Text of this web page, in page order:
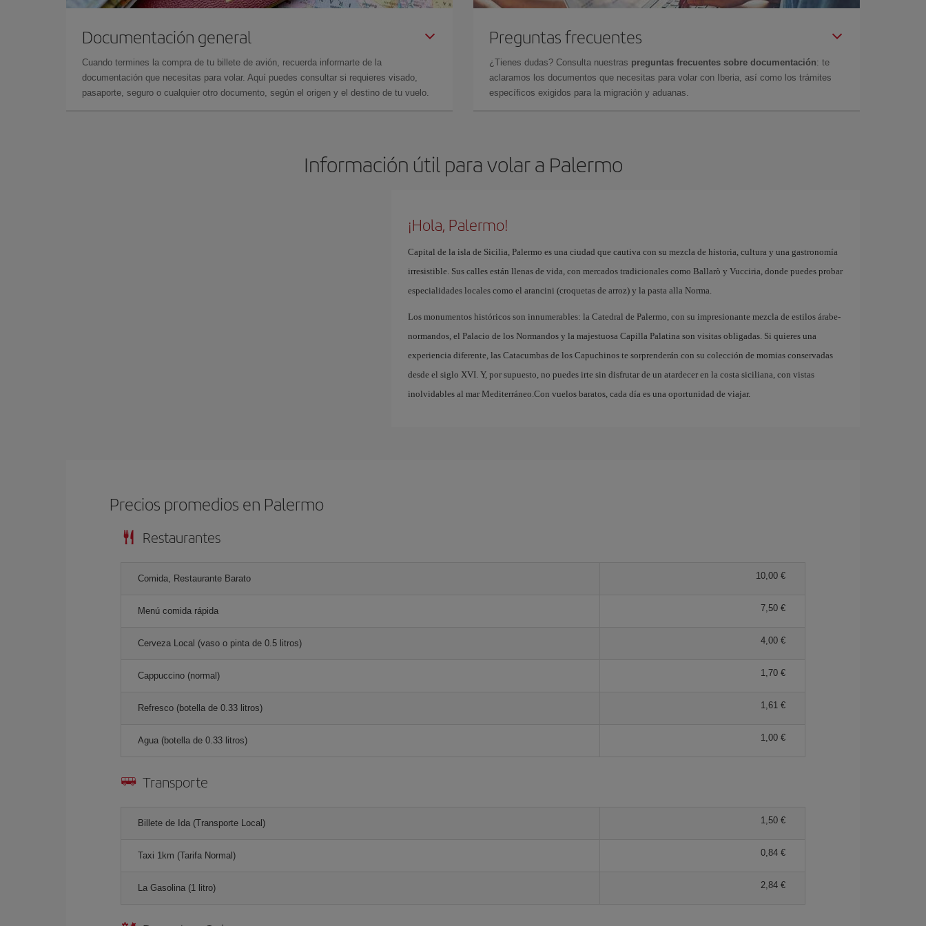
Documentación general
Cuando termines la compra de tu billete de avión, recuerda informarte de la
documentación que necesitas para volar. Aquí puedes consultar si requieres visado,
pasaporte, seguro o cualquier otro documento, según el origen y el destino de tu vuelo.
Preguntas frecuentes
¿Tienes dudas? Consulta nuestras preguntas frecuentes sobre documentación: te
aclaramos los documentos que necesitas para volar con Iberia, así como los trámites
específicos exigidos para la migración y aduanas.
Información útil para volar a Palermo
¡Hola, Palermo!
Capital de la isla de Sicilia, Palermo es una ciudad que cautiva con su mezcla de historia, cultura y una gastronomía
irresistible. Sus calles están llenas de vida, con mercados tradicionales como Ballarò y Vucciria, donde puedes probar
especialidades locales como el arancini (croquetas de arroz) y la pasta alla Norma.
Los monumentos históricos son innumerables: la Catedral de Palermo, con su impresionante mezcla de estilos árabe-
normandos, el Palacio de los Normandos y la majestuosa Capilla Palatina son visitas obligadas. Si quieres una
experiencia diferente, las Catacumbas de los Capuchinos te sorprenderán con su colección de momias conservadas
desde el siglo XVI. Y, por supuesto, no puedes irte sin disfrutar de un atardecer en la costa siciliana, con vistas
inolvidables al mar Mediterráneo.Con vuelos baratos, cada día es una oportunidad de viajar.
Precios promedios en Palermo
Restaurantes
Comida, Restaurante Barato 10,00 €
Menú comida rápida 7,50 €
Cerveza Local (vaso o pinta de 0.5 litros) 4,00 €
Cappuccino (normal) 1,70 €
Refresco (botella de 0.33 litros) 1,61 €
Agua (botella de 0.33 litros) 1,00 €
Transporte
Billete de Ida (Transporte Local) 1,50 €
Taxi 1km (Tarifa Normal) 0,84 €
La Gasolina (1 litro) 2,84 €